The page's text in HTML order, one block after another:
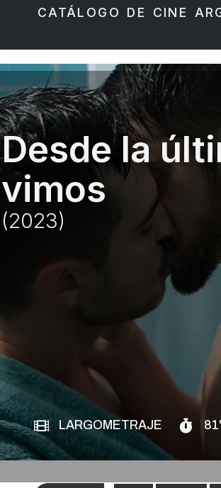
CATÁLOGO DE CINE
Desde la
vimos
(2023)
LARGOMETRAJE 81'